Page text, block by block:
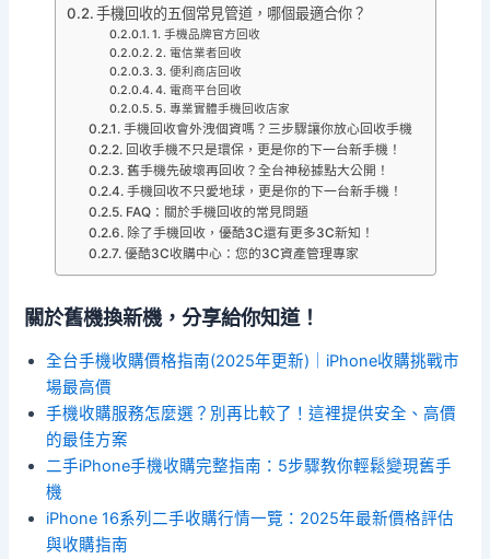
手機回收的五個常見管道，哪個最適合你？
1. 手機品牌官方回收
2. 電信業者回收
3. 便利商店回收
4. 電商平台回收
5. 專業實體手機回收店家
手機回收會外洩個資嗎？三步驟讓你放心回收手機
回收手機不只是環保，更是你的下一台新手機！
舊手機先破壞再回收？全台神秘據點大公開！
手機回收不只愛地球，更是你的下一台新手機！
FAQ：關於手機回收的常見問題
除了手機回收，優酷3C還有更多3C新知！
優酷3C收購中心：您的3C資產管理專家
關於舊機換新機，分享給你知道！
全台手機收購價格指南(2025年更新)｜iPhone收購挑戰市
場最高價
手機收購服務怎麼選？別再比較了！這裡提供安全、高價
的最佳方案
二手iPhone手機收購完整指南：5步驟教你輕鬆變現舊手
機
iPhone 16系列二手收購行情一覽：2025年最新價格評估
與收購指南